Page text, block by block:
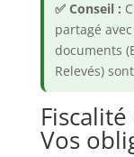
✅ Conseil :
partagé
documents
Relevés)
Vos